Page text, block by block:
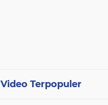
Video Terpopuler